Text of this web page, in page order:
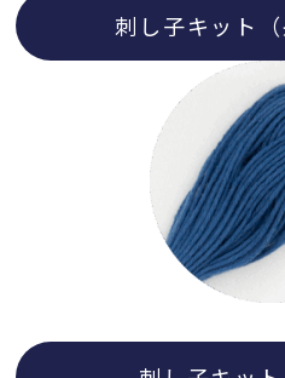
刺し子キット（